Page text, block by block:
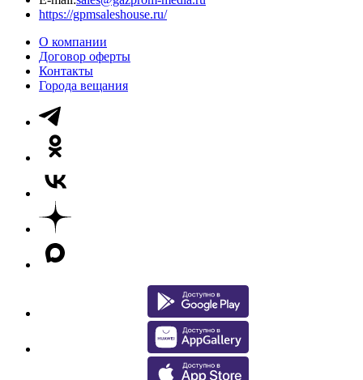
https://gpmsaleshouse.ru/
О компании
Договор оферты
Контакты
Города вещания